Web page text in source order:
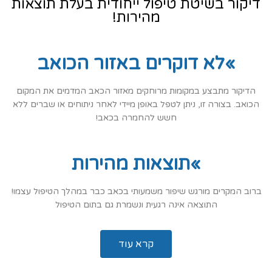
דיקור בשיטת טיפול ייחודית בעלת תוצאות
מהירות!
»לא דוקרים באזור הכואב
הדיקור מתבצע במקומות מרוחקים מאזור הכאב המדמים את המקום
הכואב. בצורה זו, ניתן לטפל באופן מיידי לאחר ניתוחים או שברים ללא
חשש להחמרה בכאב!
»תוצאות מהירות
ברוב המקרים מורגש שיפור משמעותי בכאב כבר במהלך הטיפול עצמו!
התוצאה אינה רגעית ונשמרת גם בתום הטיפול
קרא עוד